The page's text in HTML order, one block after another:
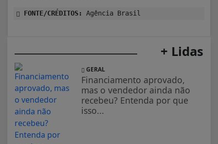
FONTE/CRÉDITOS: Agência Brasil
+ Lidas
GERAL
Financiamento aprovado,
mas o vendedor ainda não
recebeu? Entenda por que
isso...